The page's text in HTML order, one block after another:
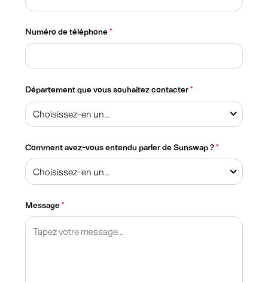
Numéro de téléphone*
Département que vous souhaitez contacter*
Comment avez-vous entendu parler de Sunswap ?*
Message*